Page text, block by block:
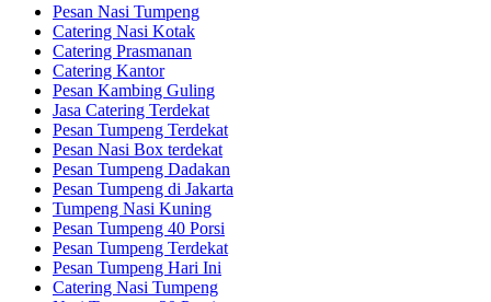
Pesan Nasi Tumpeng
Catering Nasi Kotak
Catering Prasmanan
Catering Kantor
Pesan Kambing Guling
Jasa Catering Terdekat
Pesan Tumpeng Terdekat
Pesan Nasi Box terdekat
Pesan Tumpeng Dadakan
Pesan Tumpeng di Jakarta
Tumpeng Nasi Kuning
Pesan Tumpeng 40 Porsi
Pesan Tumpeng Terdekat
Pesan Tumpeng Hari Ini
Catering Nasi Tumpeng